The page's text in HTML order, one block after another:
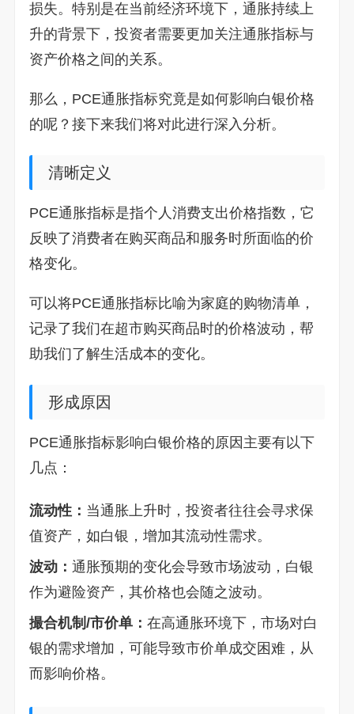
损失。特别是在当前经济环境下，通胀持续上
升的背景下，投资者需要更加关注通胀指标与
资产价格之间的关系。
那么，PCE通胀指标究竟是如何影响白银价格
的呢？接下来我们将对此进行深入分析。
清晰定义
PCE通胀指标是指个人消费支出价格指数，它
反映了消费者在购买商品和服务时所面临的价
格变化。
可以将PCE通胀指标比喻为家庭的购物清单，
记录了我们在超市购买商品时的价格波动，帮
助我们了解生活成本的变化。
形成原因
PCE通胀指标影响白银价格的原因主要有以下
几点：
流动性： 当通胀上升时，投资者往往会寻求保
值资产，如白银，增加其流动性需求。
波动： 通胀预期的变化会导致市场波动，白银
作为避险资产，其价格也会随之波动。
撮合机制/市价单： 在高通胀环境下，市场对白
银的需求增加，可能导致市价单成交困难，从
而影响价格。